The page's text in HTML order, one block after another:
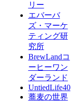
リー
エバーバ
ズ・マーケ
ティング研
究所
BrewLandコ
ーヒーワン
ダーランド
UntiedLife40
蕎麦の世界